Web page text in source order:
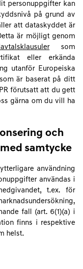
personuppgifter kan
på grund av
att dataskyddet är
är möjligt genom
som
eller erkända
utanför Europeiska
är baserat på ditt
förutsatt att du gett
gärna om du vill ha
och
samtycke
användning
användas i
t.ex. för
fall (art. 6(1)(a) i
finns i respektive
helst.